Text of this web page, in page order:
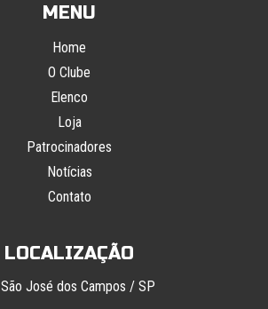
MENU
Home
O Clube
Elenco
Loja
Patrocinadores
Notícias
Contato
LOCALIZAÇÃO
São José dos Campos / SP